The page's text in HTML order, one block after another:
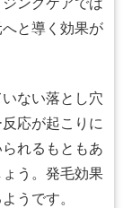
と導く効果が
ない落とし穴
応が起こりに
れるもともあ
う。発毛効果
うです。